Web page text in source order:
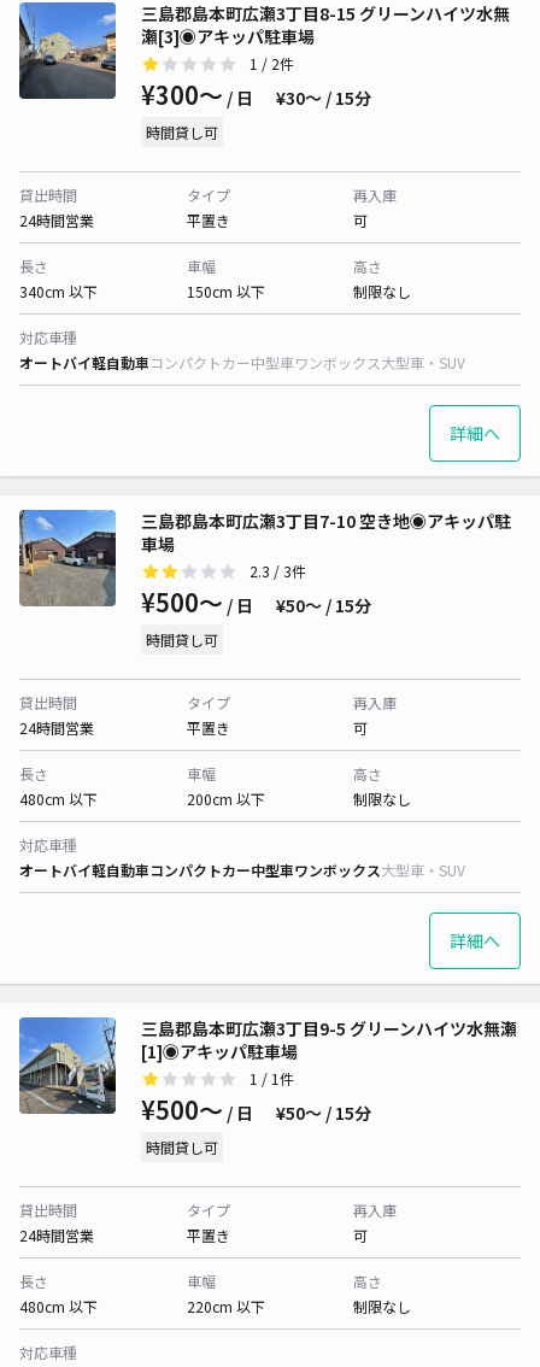
三島郡島本町広瀬3丁目8-15 グリーンハイツ水無
瀬[3]◉アキッパ駐車場
1 / 2件
¥300〜 / 日 ¥30〜 / 15分
時間貸し可
貸出時間
24時間営業
タイプ
平置き
再入庫
可
長さ
340cm 以下
車幅
150cm 以下
高さ
制限なし
対応車種
オートバイ軽自動車コンパクトカー中型車ワンボックス大型車・SUV
詳細へ
三島郡島本町広瀬3丁目7-10 空き地◉アキッパ駐
車場
2.3 / 3件
¥500〜 / 日 ¥50〜 / 15分
時間貸し可
貸出時間
24時間営業
タイプ
平置き
再入庫
可
長さ
480cm 以下
車幅
200cm 以下
高さ
制限なし
対応車種
オートバイ軽自動車コンパクトカー中型車ワンボックス大型車・SUV
詳細へ
三島郡島本町広瀬3丁目9-5 グリーンハイツ水無瀬
[1]◉アキッパ駐車場
1 / 1件
¥500〜 / 日 ¥50〜 / 15分
時間貸し可
貸出時間
24時間営業
タイプ
平置き
再入庫
可
長さ
480cm 以下
車幅
220cm 以下
高さ
制限なし
対応車種